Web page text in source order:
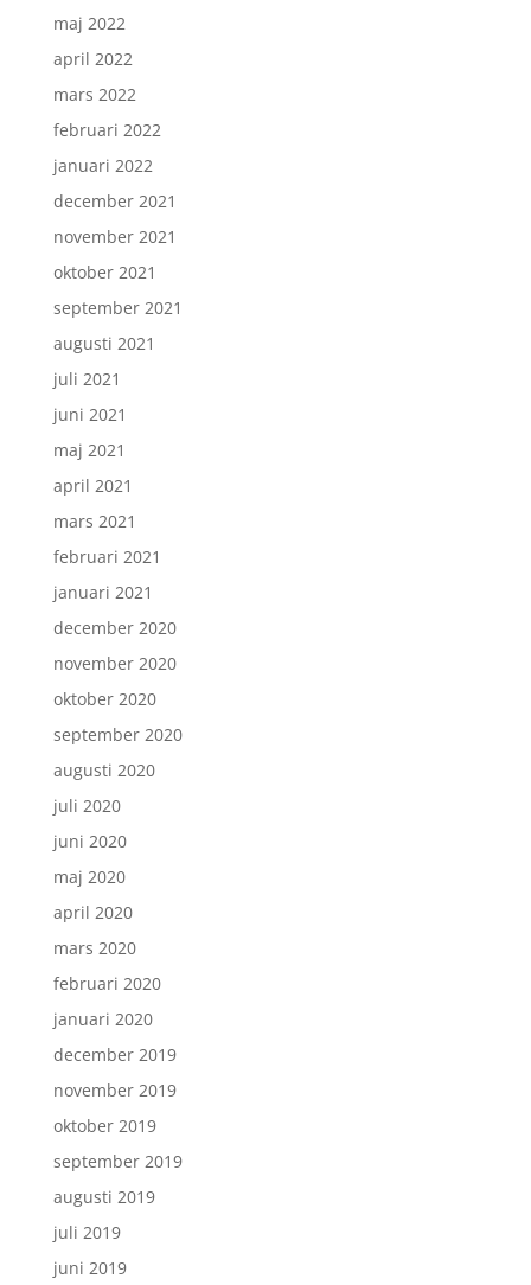
maj 2022
april 2022
mars 2022
februari 2022
januari 2022
december 2021
november 2021
oktober 2021
september 2021
augusti 2021
juli 2021
juni 2021
maj 2021
april 2021
mars 2021
februari 2021
januari 2021
december 2020
november 2020
oktober 2020
september 2020
augusti 2020
juli 2020
juni 2020
maj 2020
april 2020
mars 2020
februari 2020
januari 2020
december 2019
november 2019
oktober 2019
september 2019
augusti 2019
juli 2019
juni 2019